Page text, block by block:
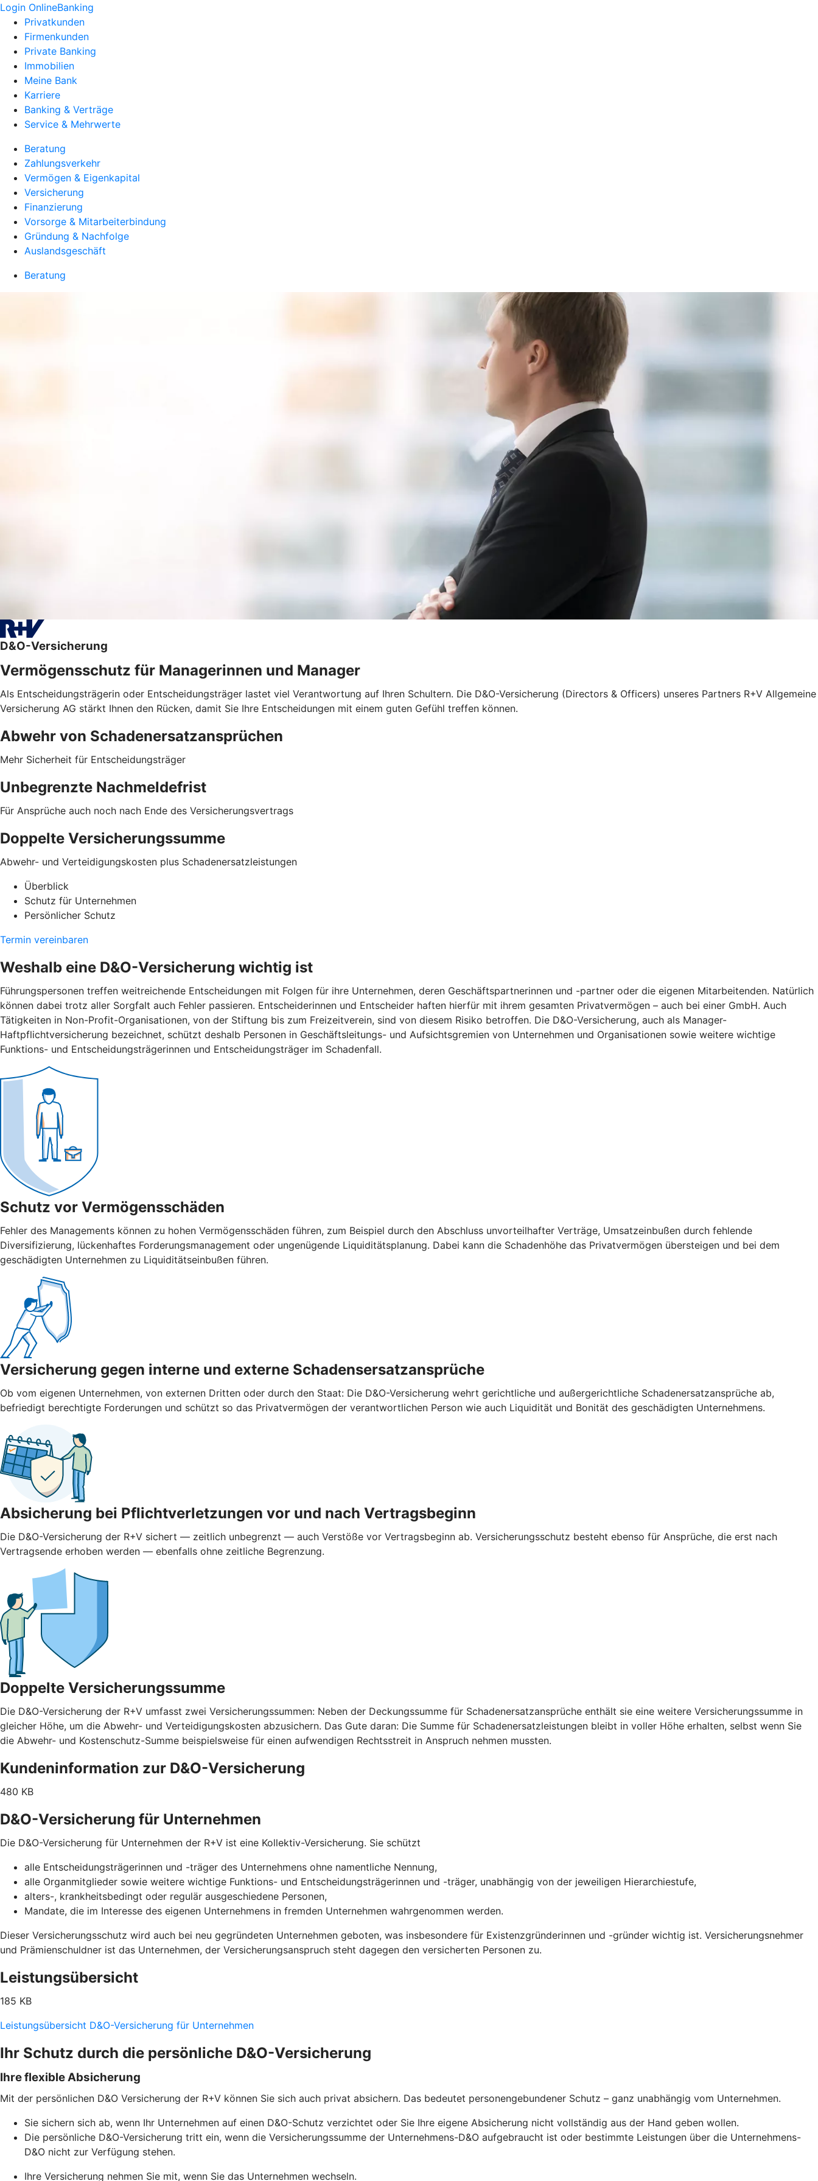
Login OnlineBanking
Privatkunden
Firmenkunden
Private Banking
Immobilien
Meine Bank
Karriere
Banking & Verträge
Service & Mehrwerte
Beratung
Zahlungsverkehr
Vermögen & Eigenkapital
Versicherung
Finanzierung
Vorsorge & Mitarbeiterbindung
Gründung & Nachfolge
Auslandsgeschäft
Beratung
D&O-Versicherung
Vermögensschutz für Managerinnen und Manager
Als Entscheidungsträgerin oder Entscheidungsträger lastet viel Verantwortung auf Ihren Schultern. Die D&O-Versicherung (Directors & Officers) unseres Partners R+V Allgemeine
Versicherung AG stärkt Ihnen den Rücken, damit Sie Ihre Entscheidungen mit einem guten Gefühl treffen können.
Abwehr von ­Schadenersatzansprüchen
Mehr Sicherheit für Entscheidungsträger
Unbegrenzte Nachmeldefrist
Für Ansprüche auch noch nach Ende des Versicherungsvertrags
Doppelte Versicherungssumme
Abwehr- und Verteidigungskosten plus Schadenersatzleistungen
Überblick
Schutz für Unternehmen
Persönlicher Schutz
Termin vereinbaren
Weshalb eine D&O-Versicherung wichtig ist
Führungspersonen treffen weitreichende Entscheidungen mit Folgen für ihre Unternehmen, deren Geschäftspartnerinnen und -partner oder die eigenen Mitarbeitenden. Natürlich
können dabei trotz aller Sorgfalt auch Fehler passieren. Entscheiderinnen und Entscheider haften hierfür mit ihrem gesamten Privatvermögen – auch bei einer GmbH. Auch
Tätigkeiten in Non-Profit-Organisationen, von der Stiftung bis zum Freizeitverein, sind von diesem Risiko betroffen. Die D&O-Versicherung, auch als Manager-
Haftpflichtversicherung bezeichnet, schützt deshalb Personen in Geschäftsleitungs- und Aufsichtsgremien von Unternehmen und Organisationen sowie weitere wichtige
Funktions- und Entscheidungsträgerinnen und Entscheidungsträger im Schadenfall.
Schutz vor Vermögensschäden
Fehler des Managements können zu hohen Vermögensschäden führen, zum Beispiel durch den Abschluss unvorteilhafter Verträge, Umsatzeinbußen durch fehlende
Diversifizierung, lückenhaftes Forderungsmanagement oder ungenügende Liquiditätsplanung. Dabei kann die Schadenhöhe das Privatvermögen übersteigen und bei dem
geschädigten Unternehmen zu Liquiditätseinbußen führen.
Versicherung gegen interne und ­externe ­Schadensersatzansprüche
Ob vom eigenen Unternehmen, von externen Dritten oder durch den Staat: Die D&O-Versicherung wehrt gerichtliche und außergerichtliche Schadenersatzansprüche ab,
befriedigt berechtigte Forderungen und schützt so das Privatvermögen der verantwortlichen Person wie auch Liquidität und Bonität des geschädigten Unternehmens.
Absicherung bei Pflichtverletzungen vor und nach ­Vertragsbeginn
Die D&O-Versicherung der R+V sichert — zeitlich unbegrenzt — auch Verstöße vor Vertragsbeginn ab. Versicherungsschutz besteht ebenso für Ansprüche, die erst nach
Vertragsende erhoben werden — ebenfalls ohne zeitliche Begrenzung.
Doppelte Versicherungssumme
Die D&O-Versicherung der R+V umfasst zwei Versicherungssummen: Neben der Deckungssumme für Schadenersatzansprüche enthält sie eine weitere Versicherungssumme in
gleicher Höhe, um die Abwehr- und Verteidigungskosten abzusichern. Das Gute daran: Die Summe für Schadenersatzleistungen bleibt in voller Höhe erhalten, selbst wenn Sie
die Abwehr- und Kostenschutz-Summe beispielsweise für einen aufwendigen Rechtsstreit in Anspruch nehmen mussten.
Kundeninformation zur D&O-Versicherung
480 KB
D&O-Versicherung für Unternehmen
Die D&O-Versicherung für Unternehmen der R+V ist eine Kollektiv-Versicherung. Sie schützt
alle Entscheidungsträgerinnen und -träger des Unternehmens ohne namentliche Nennung,
alle Organmitglieder sowie weitere wichtige Funktions- und Entscheidungsträgerinnen und -träger, unabhängig von der jeweiligen Hierarchiestufe,
alters-, krankheitsbedingt oder regulär ausgeschiedene Personen,
Mandate, die im Interesse des eigenen Unternehmens in fremden Unternehmen wahrgenommen werden.
Dieser Versicherungsschutz wird auch bei neu gegründeten Unternehmen geboten, was insbesondere für Existenzgründerinnen und -gründer wichtig ist. Versicherungsnehmer
und Prämienschuldner ist das Unternehmen, der Versicherungsanspruch steht dagegen den versicherten Personen zu.
Leistungsübersicht
185 KB
Leistungsübersicht D&O-Versicherung für Unternehmen
Ihr Schutz durch die persönliche D&O-Versicherung
Ihre flexible Absicherung
Mit der persönlichen D&O Versicherung der R+V können Sie sich auch privat absichern. Das bedeutet personengebundener Schutz – ganz unabhängig vom Unternehmen.
Sie sichern sich ab, wenn Ihr Unternehmen auf einen D&O-Schutz verzichtet oder Sie Ihre eigene Absicherung nicht vollständig aus der Hand geben wollen.
Die persönliche D&O-Versicherung tritt ein, wenn die Versicherungssumme der Unternehmens-D&O aufgebraucht ist oder bestimmte Leistungen über die Unternehmens-
D&O nicht zur Verfügung stehen.
Ihre Versicherung nehmen Sie mit, wenn Sie das Unternehmen wechseln.